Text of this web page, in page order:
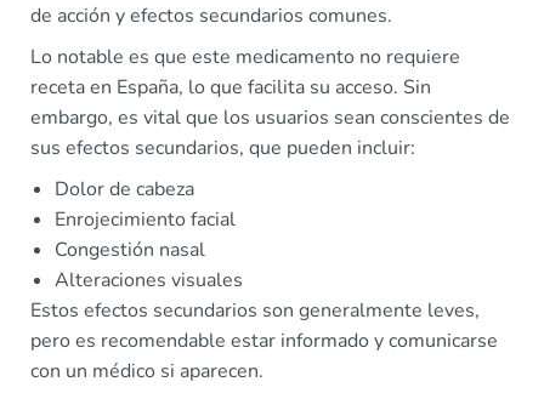
de acción y efectos secundarios comunes.
Lo notable es que este medicamento no requiere
receta en España, lo que facilita su acceso. Sin
embargo, es vital que los usuarios sean conscientes de
sus efectos secundarios, que pueden incluir:
Dolor de cabeza
Enrojecimiento facial
Congestión nasal
Alteraciones visuales
Estos efectos secundarios son generalmente leves,
pero es recomendable estar informado y comunicarse
con un médico si aparecen.